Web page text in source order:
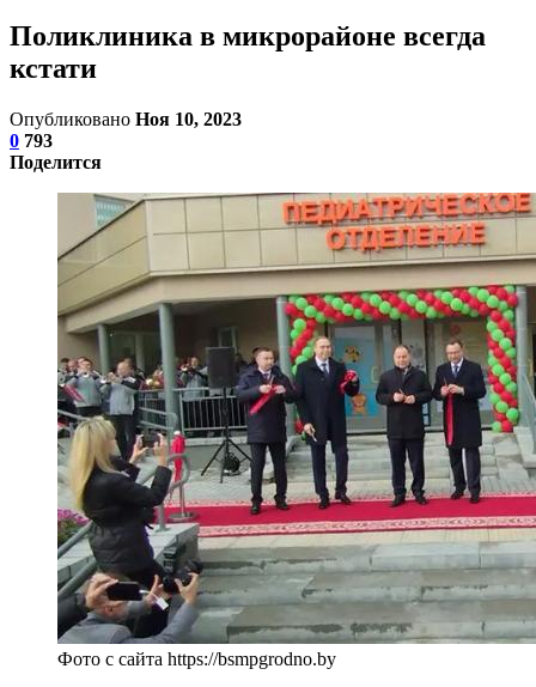
Поликлиника в микрорайоне всегда
кстати
Опубликовано Ноя 10, 2023
0 793
Поделится
Фото с сайта https://bsmpgrodno.by